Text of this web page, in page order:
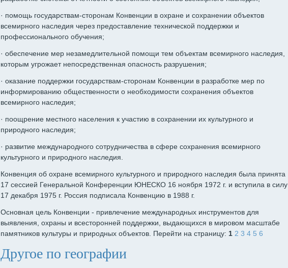
· помощь государствам-сторонам Конвенции в охране и сохранении объектов
всемирного наследия через предоставление технической поддержки и
профессионального обучения;
· обеспечение мер незамедлительной помощи тем объектам всемирного наследия,
которым угрожает непосредственная опасность разрушения;
· оказание поддержки государствам-сторонам Конвенции в разработке мер по
информированию общественности о необходимости сохранения объектов
всемирного наследия;
· поощрение местного населения к участию в сохранении их культурного и
природного наследия;
· развитие международного сотрудничества в сфере сохранения всемирного
культурного и природного наследия.
Конвенция об охране всемирного культурного и природного наследия была принята
17 сессией Генеральной Конференции ЮНЕСКО 16 ноября 1972 г. и вступила в силу
17 декабря 1975 г. Россия подписала Конвенцию в 1988 г.
Основная цель Конвенции - привлечение международных инструментов для
выявления, охраны и всесторонней поддержки, выдающихся в мировом масштабе
памятников культуры и природных объектов. Перейти на страницу: 1 2 3 4 5 6
Другое по географии